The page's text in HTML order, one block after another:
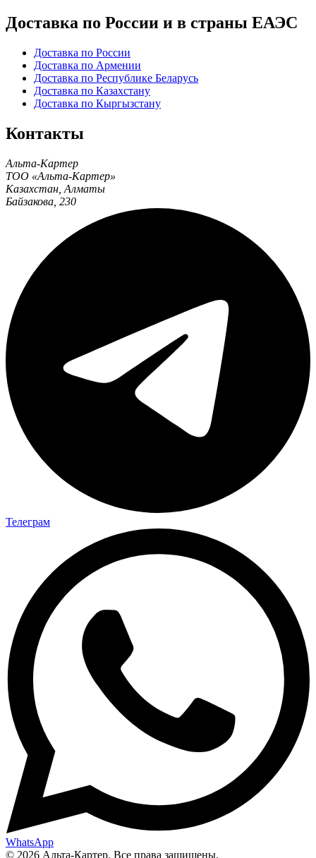
Доставка по России и в страны ЕАЭС
Доставка по России
Доставка по Армении
Доставка по Республике Беларусь
Доставка по Казахстану
Доставка по Кыргызстану
Контакты
Альта-Картер
ТОО «Альта-Картер»
Казахстан Алматы
Байзакова, 230
Телеграм
WhatsApp
© 2026 Альта-Картер. Все права защищены.